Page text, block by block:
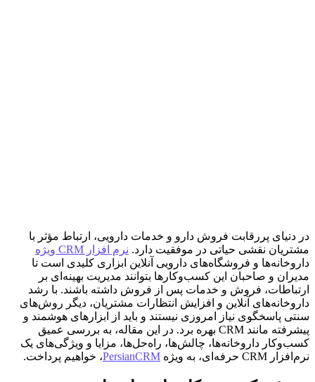
در دنیای پررقابت فروش دارو و خدمات دارویی، ارتباط مؤثر با
مشتریان نقشی حیاتی در موفقیت دارد. نرم افزار CRM ویژه
داروخانه‌ها و فروشگاه‌های دارویی آنلاین ابزاری کلیدی است تا
مدیران و صاحبان این کسب‌وکارها بتوانند مدیریت بهینه‌ای بر
ارتباطات، فروش و خدمات پس از فروش داشته باشند. با رشد
داروخانه‌های آنلاین و افزایش انتظارات مشتریان، دیگر روش‌های
سنتی پاسخگوی نیاز امروزی نیستند و باید از ابزارهای هوشمند و
پیشرفته مانند CRM بهره برد. در این مقاله، به بررسی عمیق
کسب‌وکار داروخانه‌ها، چالش‌ها، راه‌حل‌ها، مزایا و ویژگی‌های یک
نرم‌افزار CRM حرفه‌ای، به ویژه
PersianCRM، خواهیم پرداخت.